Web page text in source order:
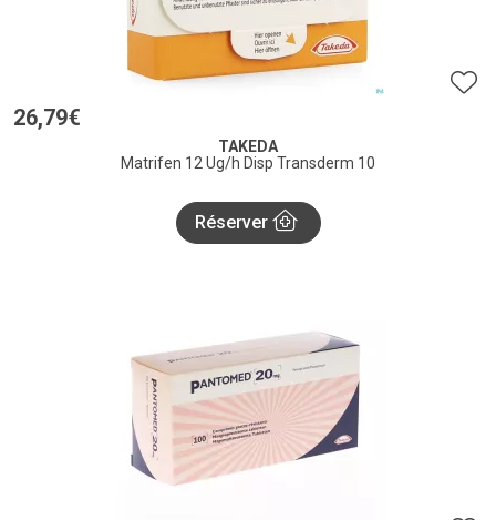
26,79€
TAKEDA
Matrifen 12 Ug/h Disp Transderm 10
Réserver